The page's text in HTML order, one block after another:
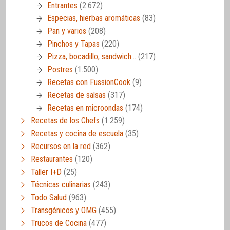
Entrantes (2.672)
Especias, hierbas aromáticas (83)
Pan y varios (208)
Pinchos y Tapas (220)
Pizza, bocadillo, sandwich… (217)
Postres (1.500)
Recetas con FussionCook (9)
Recetas de salsas (317)
Recetas en microondas (174)
Recetas de los Chefs (1.259)
Recetas y cocina de escuela (35)
Recursos en la red (362)
Restaurantes (120)
Taller I+D (25)
Técnicas culinarias (243)
Todo Salud (963)
Transgénicos y OMG (455)
Trucos de Cocina (477)